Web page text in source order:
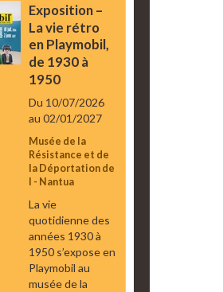
Exposition –
La vie rétro
en Playmobil,
de 1930 à
1950
Du 10/07/2026
au 02/01/2027
Musée de la
Résistance et de
la Déportation de
l - Nantua
La vie
quotidienne des
années 1930 à
1950 s’expose en
Playmobil au
musée de la